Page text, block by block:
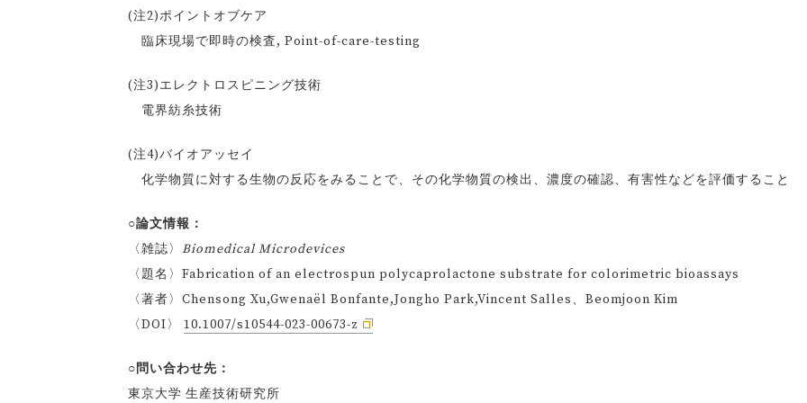
(注2)ポイントオブケア
臨床現場で即時の検査, Point-of-care-testing
(注3)エレクトロスピニング技術
電界紡糸技術
(注4)バイオアッセイ
化学物質に対する生物の反応をみることで、その化学物質の検出、濃度の確認、有害性などを評価すること
○論文情報：
〈雑誌〉 Biomedical Microdevices
〈題名〉Fabrication of an electrospun polycaprolactone substrate for colorimetric bioassays
〈著者〉Chensong Xu,Gwenaël Bonfante,Jongho Park,Vincent Salles、Beomjoon Kim
〈DOI〉 10.1007/s10544-023-00673-z
○問い合わせ先：
東京大学 生産技術研究所